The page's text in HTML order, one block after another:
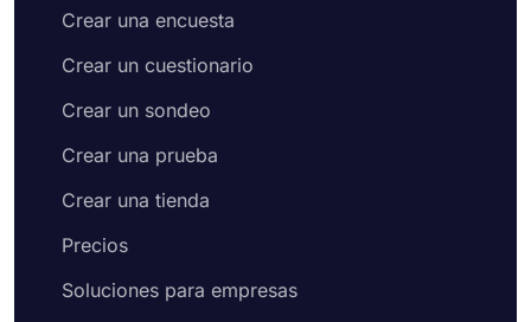
Crear una encuesta
Crear un cuestionario
Crear un sondeo
Crear una prueba
Crear una tienda
Precios
Soluciones para empresas